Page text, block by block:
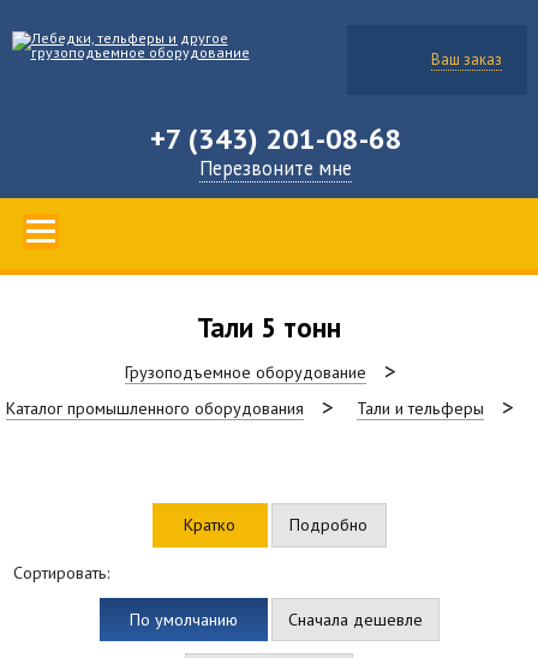
Ваш заказ
+7 (343) 201-08-68
Перезвоните мне
Тали 5 тонн
Грузоподъемное оборудование
Каталог промышленного оборудования
Тали и тельферы
Кратко Подробно
Сортировать:
По умолчанию Сначала дешевле